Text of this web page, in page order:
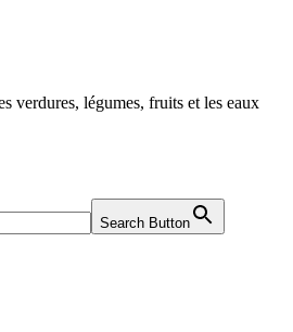
verdures, légumes, fruits et les eaux
Search Button